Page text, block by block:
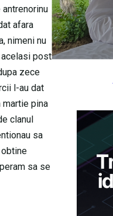
afara
nimeni nu
acelasi post
zece
l-au dat
martie pina
clanul
sa
obtine
sa se